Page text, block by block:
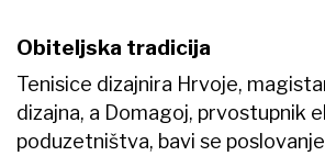
Obiteljska tradicija
Tenisice dizajnira Hrvoje,
dizajna, a Domagoj, prvostupnik
poduzetništva, bavi se